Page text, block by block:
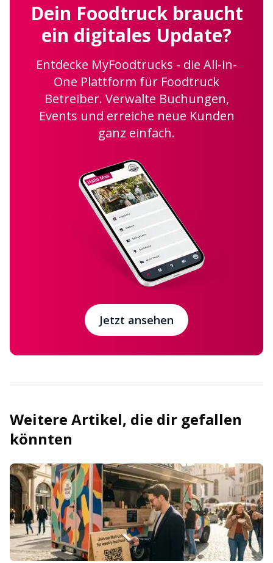
Dein Foodtruck braucht
ein digitales Update?
Entdecke MyFoodtrucks - die All-in-
One Plattform für Foodtruck
Betreiber. Verwalte Buchungen,
Events und erreiche neue Kunden
ganz einfach.
Jetzt ansehen
Weitere Artikel, die dir gefallen
könnten